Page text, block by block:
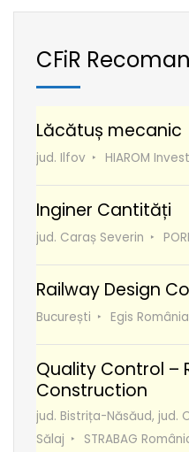
CFiR
Lăcătuș mecanic
jud. Ilfov HIAROM Invest
Inginer Cantități
jud. Caraș Severin
Railway Design
București Egis România
Quality Control –
Construction
jud. Bistrița-Năsăud, jud.
Sălaj
STRABAG